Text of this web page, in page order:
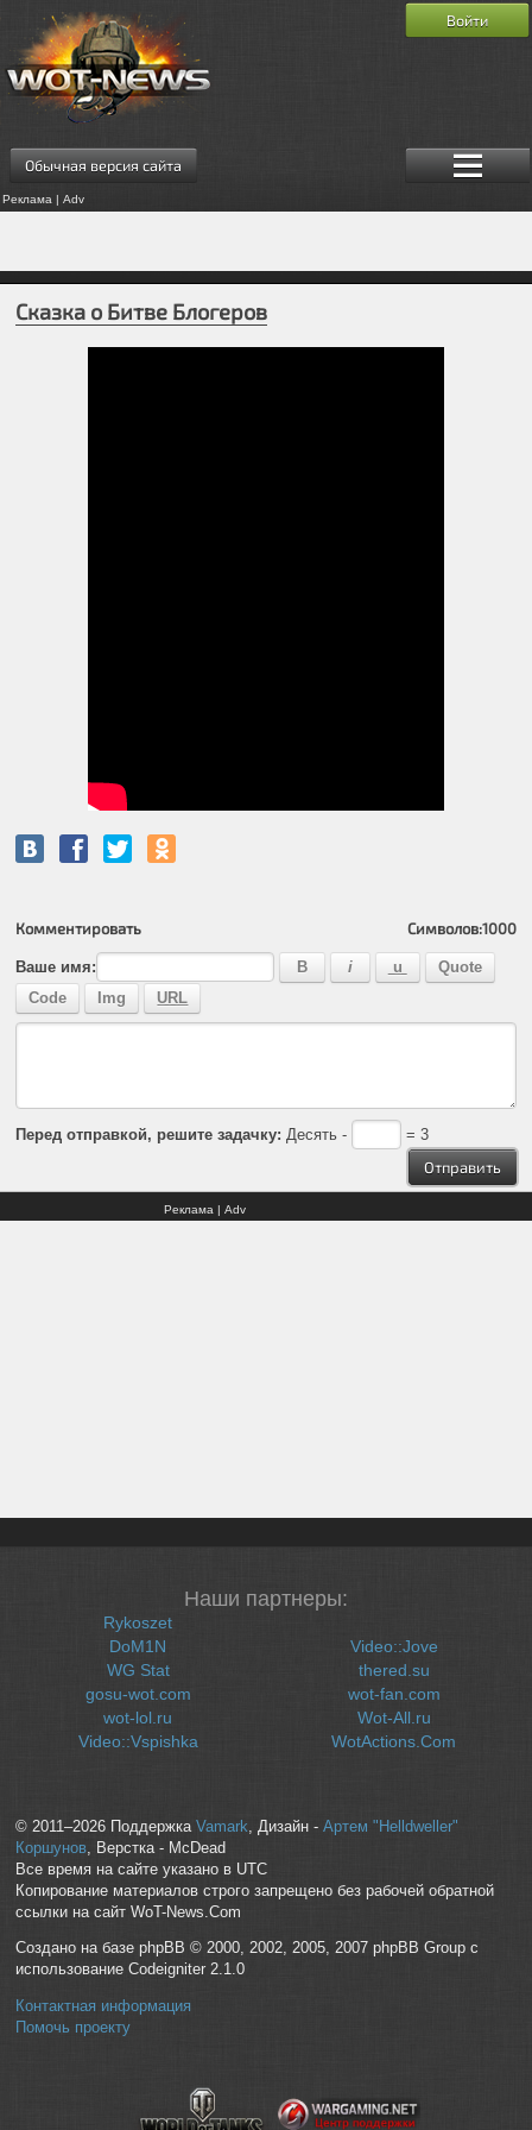
Обычная версия сайта
Реклама | Adv
Войти
Сказка о Битве Блогеров
Комментировать Символов:1000
Ваше имя:
Перед отправкой, решите задачку: Десять - = 3
Реклама | Adv
Наши партнеры:
Rykoszet
DoM1N
WG Stat
gosu-wot.com
wot-lol.ru
Video::Vspishka
Video::Jove
thered.su
wot-fan.com
Wot-All.ru
WotActions.Com
© 2011–2026 Поддержка Vamark, Дизайн - Артем "Helldweller"
Коршунов, Верстка - McDead
Все время на сайте указано в UTC
Копирование материалов строго запрещено без рабочей обратной
ссылки на сайт WoT-News.Com
Создано на базе phpBB © 2000, 2002, 2005, 2007 phpBB Group с
использование Codeigniter 2.1.0
Контактная информация
Помочь проекту